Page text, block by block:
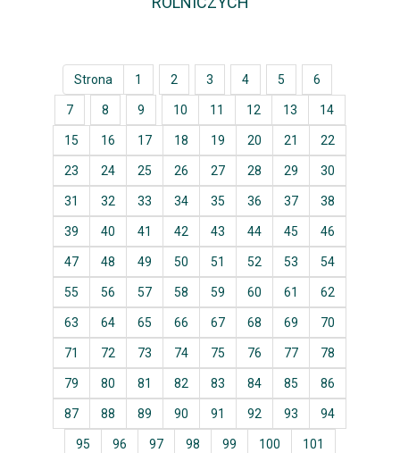
Strona 1 2 3 4 5 6
7 8 9 10 11 12 13 14
15 16 17 18 19 20 21 22
23 24 25 26 27 28 29 30
31 32 33 34 35 36 37 38
39 40 41 42 43 44 45 46
47 48 49 50 51 52 53 54
55 56 57 58 59 60 61 62
63 64 65 66 67 68 69 70
71 72 73 74 75 76 77 78
79 80 81 82 83 84 85 86
87 88 89 90 91 92 93 94
95 96 97 98 99 100 101